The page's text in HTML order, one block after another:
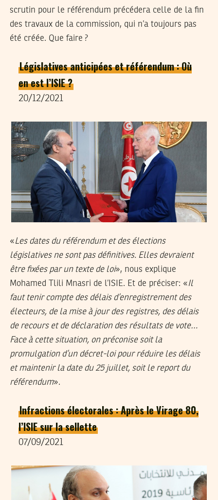
scrutin pour le référendum précédera celle de la fin
des travaux de la commission, qui n’a toujours pas
été créée. Que faire ?
Législatives anticipées et référendum : Où
en est l’ISIE ?
20/12/2021
«Les dates du référendum et des élections
législatives ne sont pas définitives. Elles devraient
être fixées par un texte de loi», nous explique
Mohamed Tlili Mnasri de l’ISIE. Et de préciser: «Il
faut tenir compte des délais d’enregistrement des
électeurs, de la mise à jour des registres, des délais
de recours et de déclaration des résultats de vote…
Face à cette situation, on préconise soit la
promulgation d’un décret-loi pour réduire les délais
et maintenir la date du 25 juillet, soit le report du
référendum».
Infractions électorales : Après le Virage 80,
l’ISIE sur la sellette
07/09/2021